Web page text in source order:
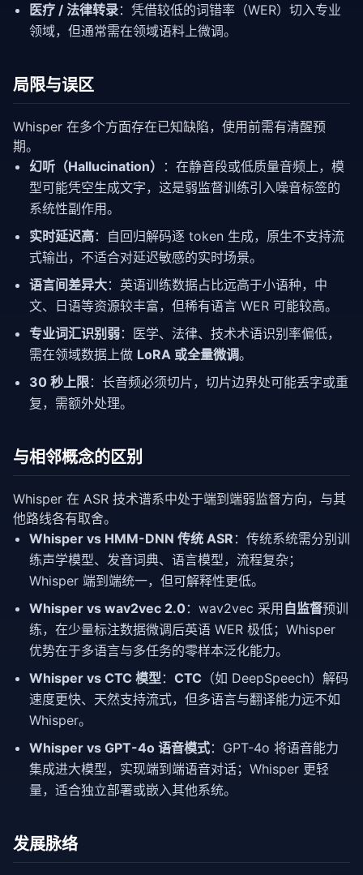
医疗 / 法律转录：凭借较低的词错率（WER）切入专业
领域，但通常需在领域语料上微调。
局限与误区
Whisper 在多个方面存在已知缺陷，使用前需有清醒预
期。
幻听（Hallucination）
：在静音段或低质量音频上，模
型可能凭空生成文字，这是弱监督训练引入噪音标签的
系统性副作用。
实时延迟高：自回归解码逐 token 生成，原生不支持流
式输出，不适合对延迟敏感的实时场景。
语言间差异大：英语训练数据占比远高于小语种，中
文、日语等资源较丰富，但稀有语言 WER 可能较高。
专业词汇识别弱：医学、法律、技术术语识别率偏低，
需在领域数据上做 LoRA 或全量微调。
30 秒上限：长音频必须切片，切片边界处可能丢字或重
复，需额外处理。
与相邻概念的区别
Whisper 在 ASR 技术谱系中处于端到端弱监督方向，与其
他路线各有取舍。
Whisper vs HMM-DNN 传统 ASR ：传统系统需分别训
练声学模型、发音词典、语言模型，流程复杂；
Whisper 端到端统一，但可解释性更低。
Whisper vs wav2vec 2.0：wav2vec 采用 自监督预训
练，在少量标注数据微调后英语 WER 极低；Whisper
优势在于多语言与多任务的零样本泛化能力。
Whisper vs CTC 模型： CTC （如 DeepSpeech）解码
速度更快、天然支持流式，但多语言与翻译能力远不如
Whisper。
Whisper vs GPT-4o 语音模式：GPT-4o 将语音能力
集成进大模型，实现端到端语音对话；Whisper 更轻
量，适合独立部署或嵌入其他系统。
发展脉络